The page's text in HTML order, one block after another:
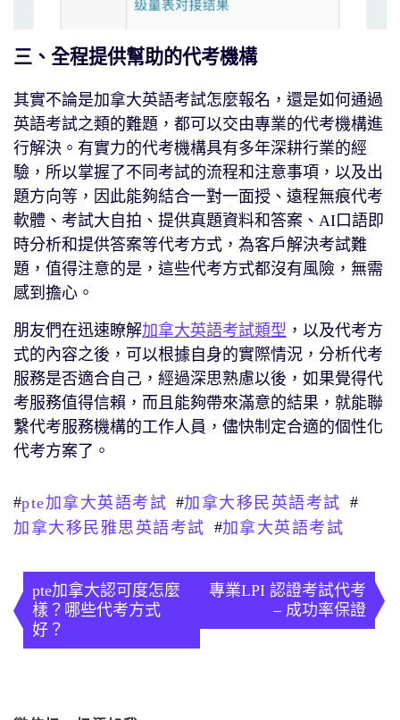
三、全程提供幫助的代考機構
其實不論是加拿大英語考試怎麼報名，還是如何通過
英語考試之類的難題，都可以交由專業的代考機構進
行解決。有實力的代考機構具有多年深耕行業的經
驗，所以掌握了不同考試的流程和注意事項，以及出
題方向等，因此能夠結合一對一面授、遠程無痕代考
軟體、考試大自拍、提供真題資料和答案、AI口語即
時分析和提供答案等代考方式，為客戶解決考試難
題，值得注意的是，這些代考方式都沒有風險，無需
感到擔心。
朋友們在迅速瞭解加拿大英語考試類型 ，以及代考方
式的內容之後，可以根據自身的實際情況，分析代考
服務是否適合自己，經過深思熟慮以後，如果覺得代
考服務值得信賴，而且能夠帶來滿意的結果，就能聯
繫代考服務機構的工作人員，儘快制定合適的個性化
代考方案了。
#pte加拿大英語考試 #加拿大移民英語考試 #
加拿大移民雅思英語考試 #加拿大英語考試
章
導
覽
pte加拿大認可度怎麼
樣？哪些代考方式
好？
專業LPI 認證考試代考
– 成功率保證